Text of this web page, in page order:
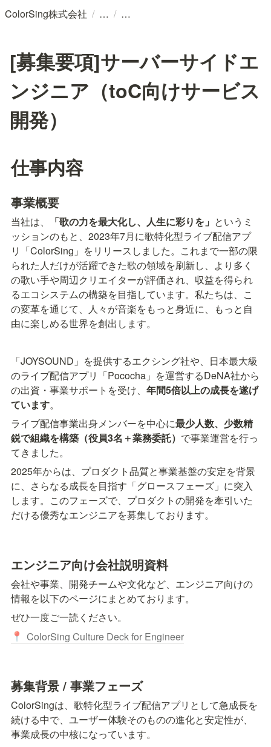
ColorSing株式会社 / /
[募集要項]サーバーサイドエ
ンジニア（toC向けサービス
開発）
仕事内容
事業概要
当社は、 「歌の力を最大化し、人生に彩りを」 というミ
ッションのもと、2023年7月に歌特化型ライブ配信アプ
リ「ColorSing」をリリースしました。これまで一部の限
られた人だけが活躍できた歌の領域を刷新し、より多く
の歌い手や周辺クリエイターが評価され、収益を得られ
るエコシステムの構築を目指しています。私たちは、こ
の変革を通じて、人々が音楽をもっと身近に、もっと自
由に楽しめる世界を創出します。
「JOYSOUND」を提供するエクシング社や、日本最大級
のライブ配信アプリ「Pococha」を運営するDeNA社から
の出資・事業サポートを受け、 年間5倍以上の成長を遂げ
ています。
ライブ配信事業出身メンバーを中心に最少人数、少数精
鋭で組織を構築（役員3名＋業務委託） で事業運営を行っ
てきました。
2025年からは、プロダクト品質と事業基盤の安定を背景
に、さらなる成長を目指す「グロースフェーズ」に突入
します。このフェーズで、プロダクトの開発を牽引いた
だける優秀なエンジニアを募集しております。
エンジニア向け会社説明資料
会社や事業、開発チームや文化など、エンジニア向けの
情報を以下のページにまとめております。
ぜひ一度ご一読ください。
📍 ColorSing Culture Deck for Engineer
募集背景 / 事業フェーズ
ColorSingは、歌特化型ライブ配信アプリとして急成長を
続ける中で、ユーザー体験そのものの進化と安定性が、
事業成長の中核になっています。